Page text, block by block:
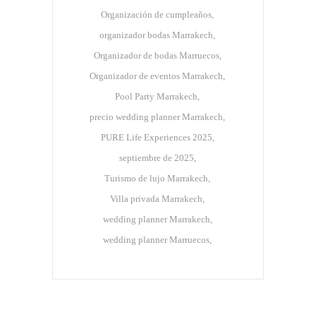
Organización de cumpleaños
organizador bodas Marrakech
Organizador de bodas Marruecos
Organizador de eventos Marrakech
Pool Party Marrakech
precio wedding planner Marrakech
PURE Life Experiences 2025
septiembre de 2025
Turismo de lujo Marrakech
Villa privada Marrakech
wedding planner Marrakech
wedding planner Marruecos